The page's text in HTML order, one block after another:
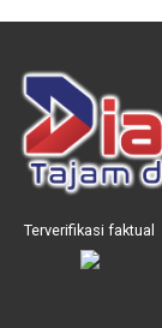
Terverifikasi faktual